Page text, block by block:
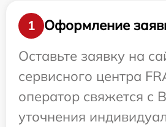
1
Оформление
Оставьте заявку на
сервисного центра
оператор свяжется с
уточнения